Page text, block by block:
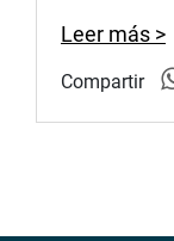
Leer más >
Compartir